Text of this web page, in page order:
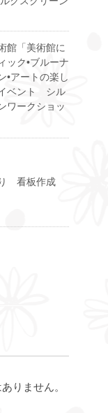
館「美術館に
ック•ブルーナ
•アートの楽し
ベント シル
ワークショッ
看板作成
りません。